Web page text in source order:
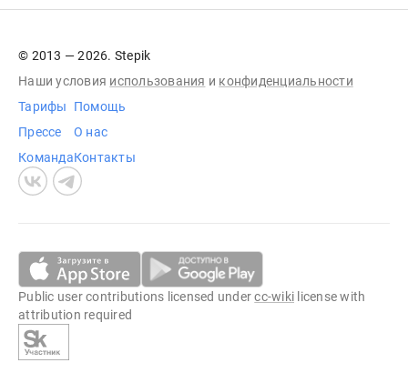
© 2013 — 2026. Stepik
Наши условия использования и конфиденциальности
Тарифы
Прессе
Команда
Помощь
О нас
Контакты
Public user contributions licensed undercc-wiki license with
attribution required